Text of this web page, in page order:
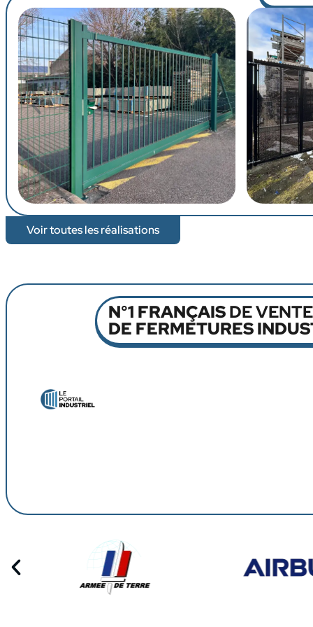
Voir toutes les réalisations
N°1 FRANÇAISDE
DE FERMETURES